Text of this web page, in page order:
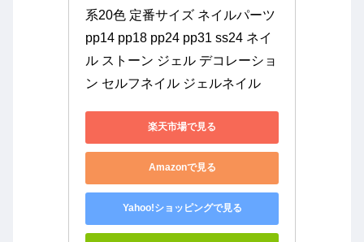
系20色 定番サイズ ネイルパーツ
pp14 pp18 pp24 pp31 ss24 ネイ
ル ストーン ジェル デコレーショ
ン セルフネイル ジェルネイル
楽天市場で見る
Amazonで見る
Yahoo!ショッピングで見る